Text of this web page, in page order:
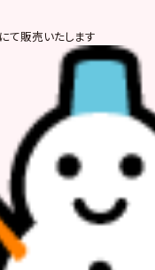
にて販売いたします